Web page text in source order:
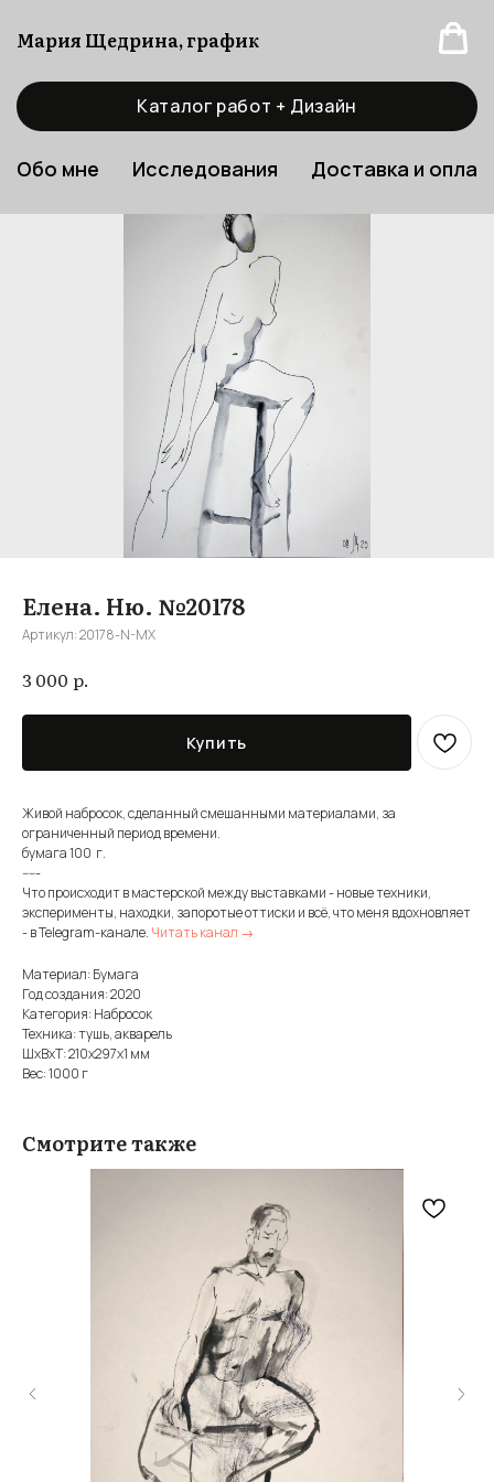
Мария Щедрина, график
Каталог работ + Дизайн
Обо мне Исследования Доставка и
Елена. Ню. №20178
Артикул:20178-N-MX
3 000 р.
Купить
Живой набросок, сделанный смешанными материалами, за
ограниченный период времени.
бумага 100 г.
-----
Что происходит в мастерской между выставками - новые техники,
эксперименты, находки, запоротые оттиски и всё, что меня вдохновляет
- в Telegram-канале. Читать канал →
Материал: Бумага
Год создания: 2020
Категория: Набросок
Техника: тушь, акварель
ШxВxТ: 210x297x1 мм
Вес: 1000 г
Смотрите также